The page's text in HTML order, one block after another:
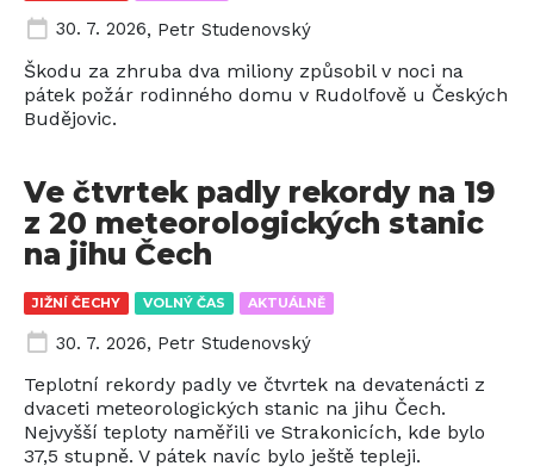
30. 7. 2026, Petr Studenovský
Škodu za zhruba dva miliony způsobil v noci na
pátek požár rodinného domu v Rudolfově u Českých
Budějovic.
JIŽNÍ ČECHY VOLNÝ ČAS AKTUÁLNĚ
Ve čtvrtek padly rekordy na 19
z 20 meteorologických stanic
na jihu Čech
30. 7. 2026, Petr Studenovský
Teplotní rekordy padly ve čtvrtek na devatenácti z
dvaceti meteorologických stanic na jihu Čech.
Nejvyšší teploty naměřili ve Strakonicích, kde bylo
37,5 stupně. V pátek navíc bylo ještě tepleji.